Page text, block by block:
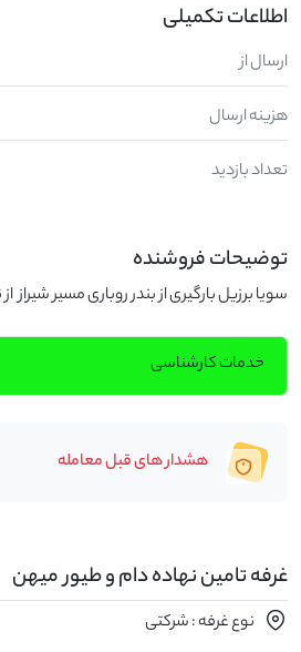
اطلاعات تکمیلی
ارسال از
هزینه ارسال
تعداد بازدید
توضیحات فروشنده
سویا برزیل بارگیری از بندر روباری مسیر شیراز  از
خدمات کارشناسی
هشدار های قبل معامله
غرفه تامین نهاده دام و طیور میهن
نوع غرفه : شرکتی